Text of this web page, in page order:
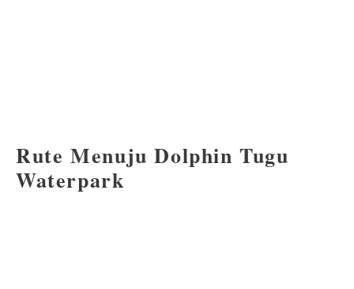
Rute Menuju Dolphin Tugu
Waterpark